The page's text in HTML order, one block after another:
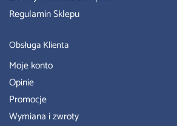
Regulamin Sklepu
Obsługa Klienta
Moje konto
Opinie
Promocje
Wymiana i zwroty